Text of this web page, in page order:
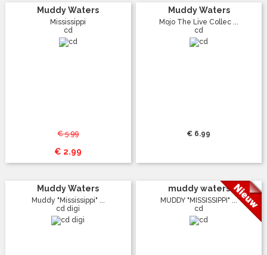
Muddy Waters
Mississippi
cd
€ 5.99
€ 2.99
Muddy Waters
Mojo The Live Collec ...
cd
€ 6.99
Muddy Waters
Muddy "Mississippi" ...
cd digi
muddy waters
MUDDY "MISSISSIPPI" ...
cd